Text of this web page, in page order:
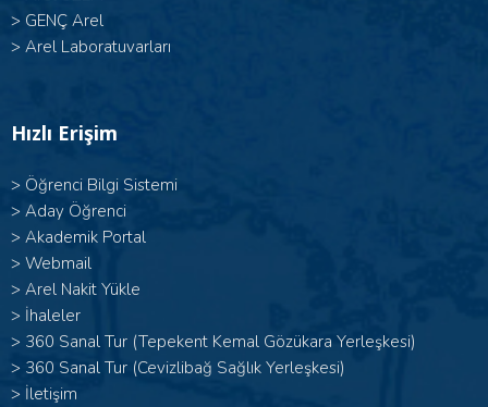
> GENÇ Arel
> Arel Laboratuvarları
Hızlı Erişim
> Öğrenci Bilgi Sistemi
> Aday Öğrenci
> Akademik Portal
> Webmail
> Arel Nakit Yükle
> İhaleler
> 360 Sanal Tur (Tepekent Kemal Gözükara Yerleşkesi)
> 360 Sanal Tur (Cevizlibağ Sağlık Yerleşkesi)
> İletişim